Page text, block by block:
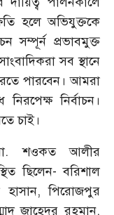
হলে অভিযুক্তকে
সম্পূর্ন প্রভাবমুক্ত
সব স্থানে
পারবেন। আমরা
নির্বাচন।
চাই।
মো. শওকত আলীর
ছিলেন- বরিশাল
পিরোজপুর
জাহেদুর রহমান,